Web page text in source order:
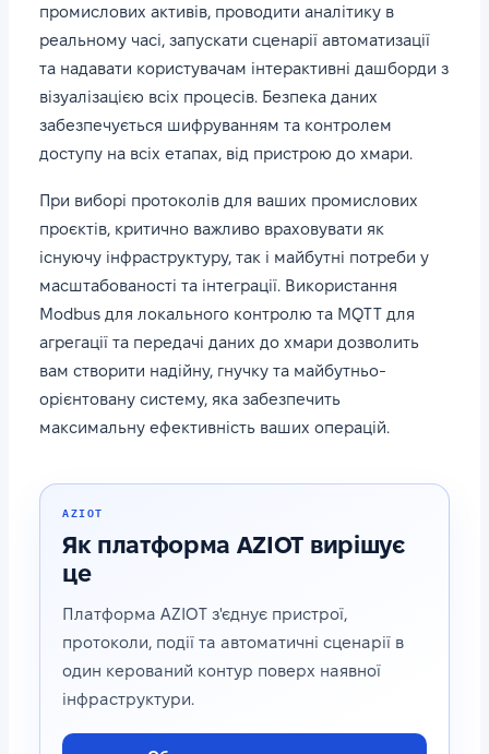
промислових активів, проводити аналітику в
реальному часі, запускати сценарії автоматизації
та надавати користувачам інтерактивні дашборди з
візуалізацією всіх процесів. Безпека даних
забезпечується шифруванням та контролем
доступу на всіх етапах, від пристрою до хмари.
При виборі протоколів для ваших промислових
проєктів, критично важливо враховувати як
існуючу інфраструктуру, так і майбутні потреби у
масштабованості та інтеграції. Використання
Modbus для локального контролю та MQTT для
агрегації та передачі даних до хмари дозволить
вам створити надійну, гнучку та майбутньо-
орієнтовану систему, яка забезпечить
максимальну ефективність ваших операцій.
AZIOT
Як платформа AZIOT вирішує
це
Платформа AZIOT з'єднує пристрої,
протоколи, події та автоматичні сценарії в
один керований контур поверх наявної
інфраструктури.